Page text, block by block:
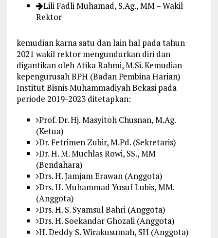
Lili Fadli Muhamad, S.Ag., MM – Wakil
Rektor
kemudian karna satu dan lain hal pada tahun
2021 wakil rektor mengundurkan diri dan
digantikan oleh Atika Rahmi, M.Si. Kemudian
kepengurusah BPH (Badan Pembina Harian)
Institut Bisnis Muhammadiyah Bekasi pada
periode 2019-2023 ditetapkan:
Prof. Dr. Hj. Masyitoh Chusnan, M.Ag.
(Ketua)
Dr. Fetrimen Zubir, M.Pd. (Sekretaris)
Dr. H. M. Muchlas Rowi, SS., MM
(Bendahara)
Drs. H. Jamjam Erawan (Anggota)
Drs. H. Muhammad Yusuf Lubis, MM.
(Anggota)
Drs. H. S. Syamsul Bahri (Anggota)
Drs. H. Soekandar Ghozali (Anggota)
H. Deddy S. Wirakusumah, SH (Anggota)